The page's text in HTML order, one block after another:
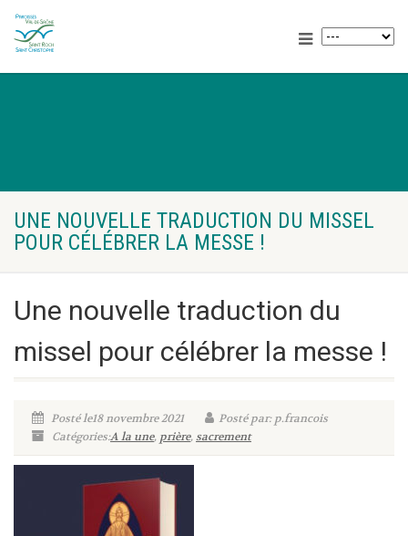
UNE NOUVELLE TRADUCTION DU MISSEL
POUR CÉLÉBRER LA MESSE !
Une nouvelle traduction du
missel pour célébrer la messe !
Posté le18 novembre 2021
Posté par: p.francois
Catégories:A la une, prière,sacrement